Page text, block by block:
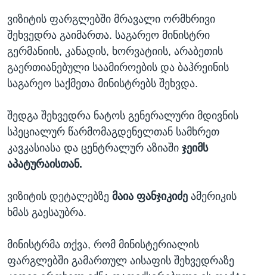
ვიზიტის ფარგლებში მრავალი ორმხრივი
შეხვედრა გაიმართა. საგარეო მინისტრი
გერმანიის, კანადის, ხორვატიის, არაბეთის
გაერთიანებული საამიროების და ბაჰრეინის
საგარეო საქმეთა მინისტრებს შეხვდა.
შედგა შეხვედრა ნატოს გენერალური მდივნის
სპეციალურ წარმომაგდენელთან სამხრეთ
კავკასიასა და ცენტრალურ აზიაში ჯეიმს
აპატურაისთან.
ვიზიტის დეტალებზე მაია ფანჯიკიძე ამერიკის
ხმას გაესაუბრა.
მინისტრმა თქვა, რომ მინისტერიალის
ფარგლებში გამართულ აისაფის შეხვედრაზე